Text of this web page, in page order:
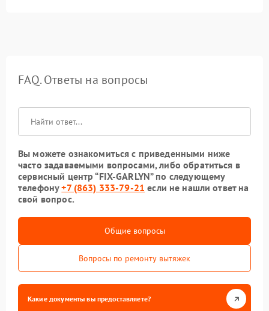
FAQ. Ответы на вопросы
Вы можете ознакомиться с приведенными ниже
часто задаваемыми вопросами, либо обратиться в
сервисный центр “FIX-GARLYN” по следующему
телефону+7 (863) 333-79-21 если не нашли ответ на
свой вопрос.
Общие вопросы
Вопросы по ремонту вытяжек
Какие документы вы предоставляете?